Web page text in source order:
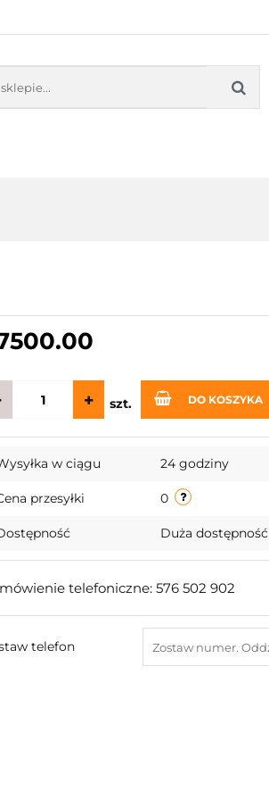
szt. DO KOSZYKA
w ciągu 24 godziny
przesyłki 0
Duża dostępność
telefoniczne: 576 502 902
telefon